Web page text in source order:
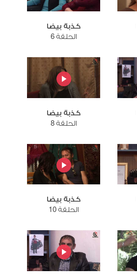
كذبة بيضا
الحلقة 6
كذبة بيضا
الحلقة 8
كذبة بيضا
الحلقة 10